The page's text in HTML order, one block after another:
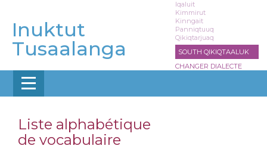
contenu
principal
Inuktut
Tusaalanga
Iqaluit
Kimmirut
Kinngait
Panniqtuuq
Qikiqtarjuaq
SOUTH QIKIQTAALUK
CHANGER DIALECTE
Liste alphabétique
de vocabulaire